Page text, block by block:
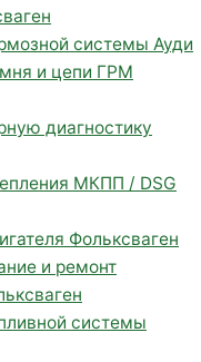
системы Ауди
и цепи ГРМ
диагностику
МКПП / DSG
Фольксваген
и ремонт
системы